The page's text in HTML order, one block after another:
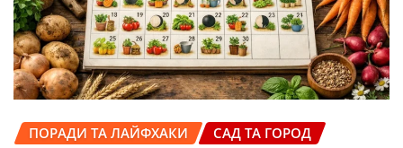
ПОРАДИ ТА ЛАЙФХАКИ САД ТА ГОРОД